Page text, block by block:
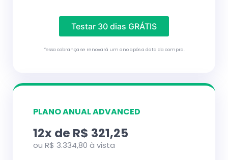
Testar 30 dias GRÁTIS
*essa cobrança se renovará um ano após a data da compra.
PLANO ANUAL ADVANCED
12x de R$ 321,25
ou R$ 3.334,80 à vista